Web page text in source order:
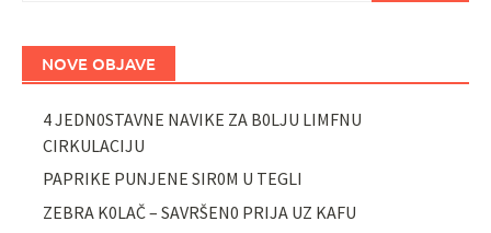
NOVE OBJAVE
4 JEDN0STAVNE NAVIKE ZA B0LJU LIMFNU
CIRKULACIJU
PAPRIKE PUNJENE SIR0M U TEGLI
ZEBRA K0LAČ – SAVRŠEN0 PRIJA UZ KAFU